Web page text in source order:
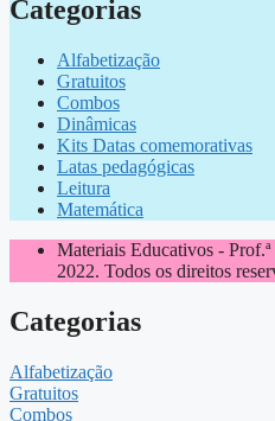
Categorias
Alfabetização
Gratuitos
Combos
Dinâmicas
Kits Datas comemorativas
Latas pedagógicas
Leitura
Matemática
Materiais Educativos -
2022. Todos os direitos
Categorias
Alfabetização
Gratuitos
Combos